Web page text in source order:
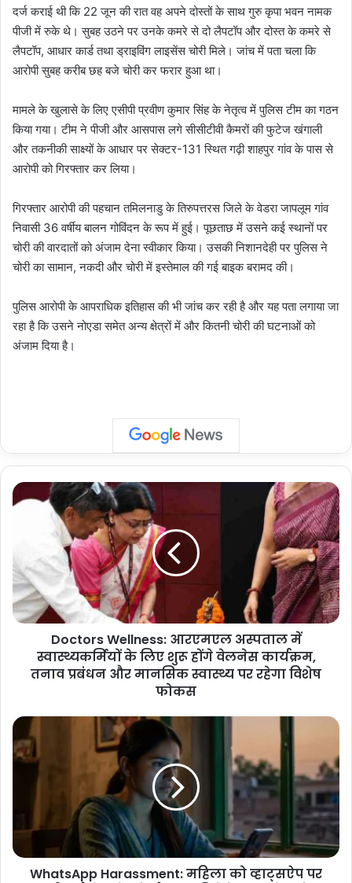
दर्ज कराई थी कि 22 जून की रात वह अपने दोस्तों के साथ गुरु कृपा भवन नामक
पीजी में रुके थे। सुबह उठने पर उनके कमरे से दो लैपटॉप और दोस्त के कमरे से
लैपटॉप, आधार कार्ड तथा ड्राइविंग लाइसेंस चोरी मिले। जांच में पता चला कि
आरोपी सुबह करीब छह बजे चोरी कर फरार हुआ था।
मामले के खुलासे के लिए एसीपी प्रवीण कुमार सिंह के नेतृत्व में पुलिस टीम का गठन
किया गया। टीम ने पीजी और आसपास लगे सीसीटीवी कैमरों की फुटेज खंगाली
और तकनीकी साक्ष्यों के आधार पर सेक्टर-131 स्थित गढ़ी शाहपुर गांव के पास से
आरोपी को गिरफ्तार कर लिया।
गिरफ्तार आरोपी की पहचान तमिलनाडु के तिरुपत्तरस जिले के वेडरा जापलूम गांव
निवासी 36 वर्षीय बालन गोविंदन के रूप में हुई। पूछताछ में उसने कई स्थानों पर
चोरी की वारदातों को अंजाम देना स्वीकार किया। उसकी निशानदेही पर पुलिस ने
चोरी का सामान, नकदी और चोरी में इस्तेमाल की गई बाइक बरामद की।
पुलिस आरोपी के आपराधिक इतिहास की भी जांच कर रही है और यह पता लगाया जा
रहा है कि उसने नोएडा समेत अन्य क्षेत्रों में और कितनी चोरी की घटनाओं को
अंजाम दिया है।
Doctors
Wellness:
स्वास्थ्यकर्मियों
लिए
शुरू
कार्यक्रम,
और
मानसिक
स्वास्थ्य
Doctors Wellness: आरएमएल अस्पताल में
स्वास्थ्यकर्मियों के लिए शुरू होंगे वेलनेस कार्यक्रम,
तनाव प्रबंधन और मानसिक स्वास्थ्य पर रहेगा विशेष
फोकस
WhatsApp
Harassment:
महिला
भेजने
WhatsApp Harassment: महिला को व्हाट्सऐप पर